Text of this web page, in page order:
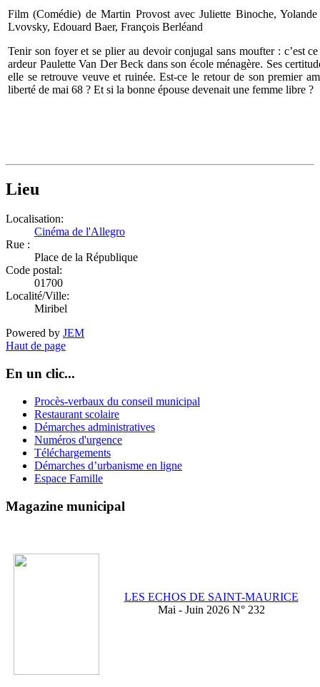
Film (Comédie) de Martin Provost avec Juliette Binoche,
Lvovsky, Edouard Baer, François Berléand
Tenir son foyer et se plier au devoir conjugal sans moufter : c’est ce
ardeur Paulette Van Der Beck dans son école ménagère. Ses
elle se retrouve veuve et ruinée. Est-ce le retour de son premier
liberté de mai 68 ? Et si la bonne épouse devenait une femme libre ?
Lieu
Localisation:
Cinéma de l'Allegro
Rue :
Place de la République
Code postal:
01700
Localité/Ville:
Miribel
Powered by JEM
Haut de page
En un clic...
Procès-verbaux du conseil municipal
Restaurant scolaire
Démarches administratives
Numéros d'urgence
Téléchargements
Démarches d’urbanisme en ligne
Espace Famille
Magazine municipal
LES ECHOS DE SAINT-MAURICE
Mai - Juin 2026 N° 232